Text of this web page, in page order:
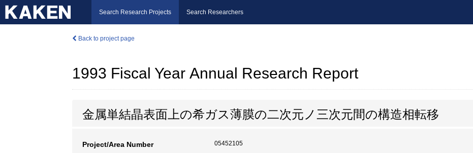
Search Research Projects Search Researchers
Back to project page
1993 Fiscal Year Annual Research Report
金属単結晶表面上の希ガス薄膜の二次元ノ三次元間の構造相転移
Project/Area Number 05452105